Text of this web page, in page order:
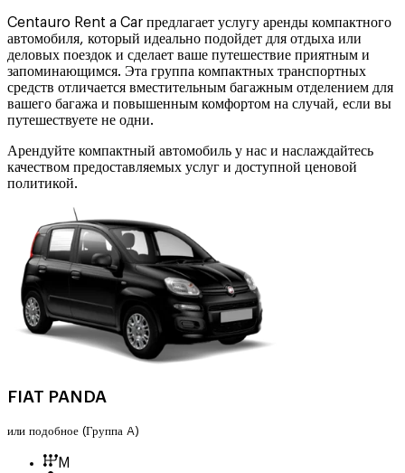
Centauro Rent a Car предлагает услугу аренды компактного
автомобиля, который идеально подойдет для отдыха или
деловых поездок и сделает ваше путешествие приятным и
запоминающимся. Эта группа компактных транспортных
средств отличается вместительным багажным отделением для
вашего багажа и повышенным комфортом на случай, если вы
путешествуете не одни.
Арендуйте компактный автомобиль у нас и наслаждайтесь
качеством предоставляемых услуг и доступной ценовой
политикой.
FIAT PANDA
или подобное (Группа A)
M